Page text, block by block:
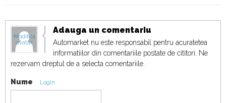
Modifica
avatar
Adauga un comentariu
Automarket nu este responsabil pentru acuratetea
informatiilor din comentariile postate de cititori. Ne
rezervam dreptul de a selecta comentariile.
Nume Login